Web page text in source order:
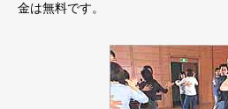
金は無料です。